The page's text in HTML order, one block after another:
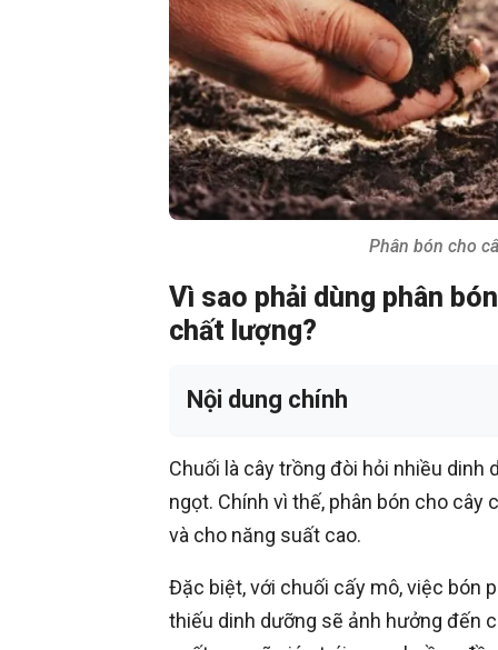
Phân bón cho
Vì sao phải dùng phân
chất lượng?
Nội dung chính
Chuối là cây trồng đòi hỏi nhiều dinh
ngọt. Chính vì thế, phân bón cho cây
và cho năng suất cao.
Đặc biệt, với chuối cấy mô, việc bón
thiếu dinh dưỡng sẽ ảnh hưởng đến